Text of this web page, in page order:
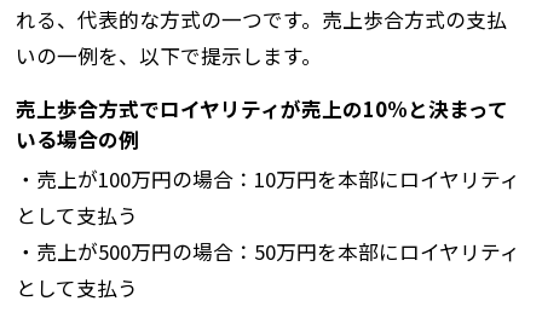
れる、代表的な方式の一つです。売上歩合方式の支払
いの一例を、以下で提示します。
売上歩合方式でロイヤリティが売上の10%と決まって
いる場合の例
・売上が100万円の場合：10万円を本部にロイヤリティ
として支払う
・売上が500万円の場合：50万円を本部にロイヤリティ
として支払う